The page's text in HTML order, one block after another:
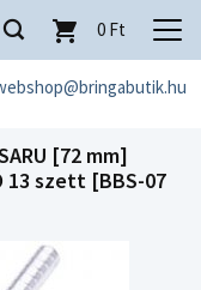
0 Ft
[72 mm]
13 szett [BBS-07